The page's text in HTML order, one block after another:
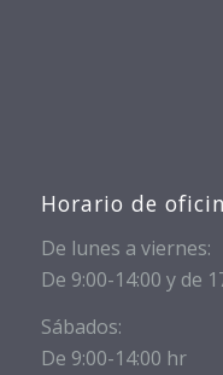
Horario de
De lunes a viernes:
De 9:00-14:00 y de
Sábados:
De 9:00-14:00 hr